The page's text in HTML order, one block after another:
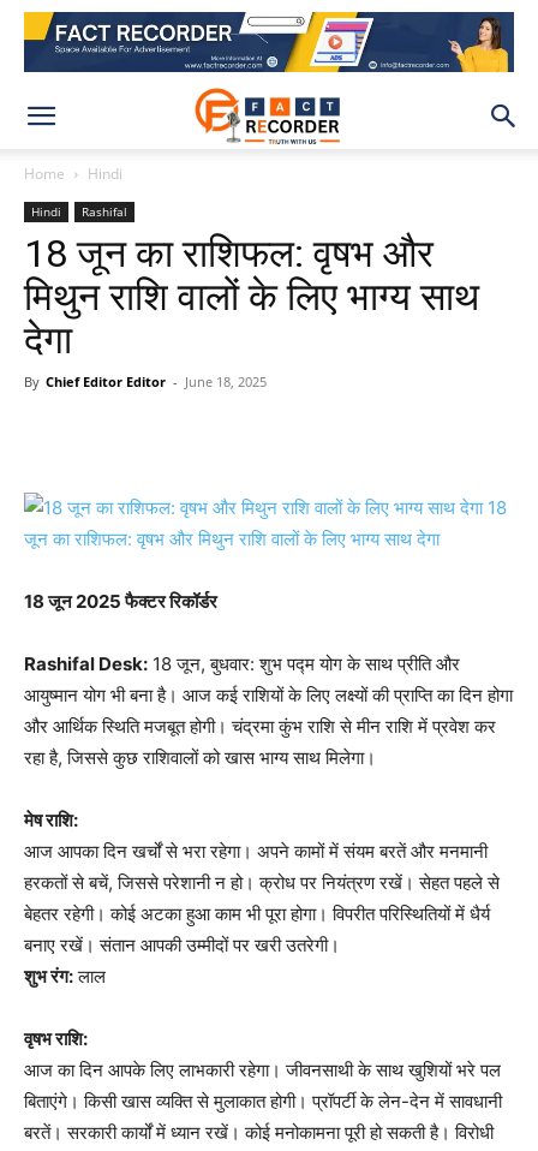
Home Hindi
Hindi Rashifal
18 जून का राशिफल: वृषभ और
मिथुन राशि वालों के लिए भाग्य साथ
देगा
By Chief Editor Editor - June 18, 2025
18 जून 2025 फैक्टर रिकॉर्डर
Rashifal Desk: 18 जून, बुधवार: शुभ पद्म योग के साथ प्रीति और
आयुष्मान योग भी बना है। आज कई राशियों के लिए लक्ष्यों की प्राप्ति का दिन होगा
और आर्थिक स्थिति मजबूत होगी। चंद्रमा कुंभ राशि से मीन राशि में प्रवेश कर
रहा है, जिससे कुछ राशिवालों को खास भाग्य साथ मिलेगा।
मेष राशि:
आज आपका दिन खर्चों से भरा रहेगा। अपने कामों में संयम बरतें और मनमानी
हरकतों से बचें, जिससे परेशानी न हो। क्रोध पर नियंत्रण रखें। सेहत पहले से
बेहतर रहेगी। कोई अटका हुआ काम भी पूरा होगा। विपरीत परिस्थितियों में धैर्य
बनाए रखें। संतान आपकी उम्मीदों पर खरी उतरेगी।
शुभ रंग:लाल
वृषभ राशि:
आज का दिन आपके लिए लाभकारी रहेगा। जीवनसाथी के साथ खुशियों भरे पल
बिताएंगे। किसी खास व्यक्ति से मुलाकात होगी। प्रॉपर्टी के लेन-देन में सावधानी
बरतें। सरकारी कार्यों में ध्यान रखें। कोई मनोकामना पूरी हो सकती है। विरोधी